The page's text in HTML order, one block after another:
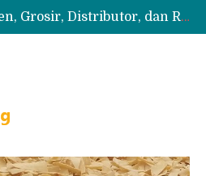
Pusatnya Agen, Grosir, Distributor, dan Reseller Puyur Koin
Mentah 1 Ball 5 kg